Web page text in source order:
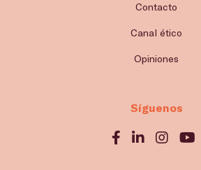
Contacto
Canal ético
Opiniones
Síguenos